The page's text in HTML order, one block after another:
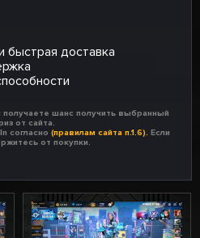
быстрая доставка
шанс получить выбранный
от сайта.
согласно (правилам сайта п.1.6). Если
от покупки.